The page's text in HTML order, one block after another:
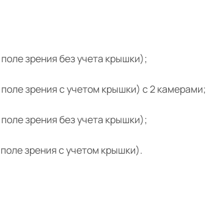
зрения без учета крышки);
зрения с учетом крышки) с 2 камерами;
зрения без учета крышки);
зрения с учетом крышки).